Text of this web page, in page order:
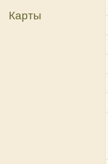
Карты